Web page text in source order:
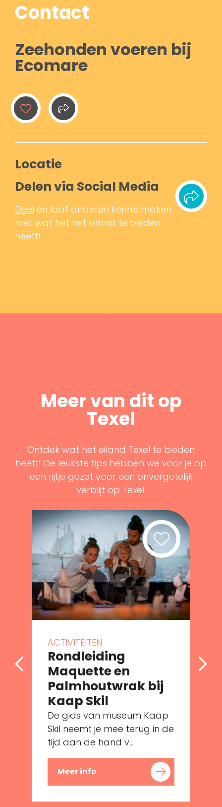
Contact
Zeehonden voeren bij
Ecomare
Locatie
Delen via Social Media
Deel en laat anderen kennis maken
met wat het het eiland te bieden
heeft!
Meer van dit op
Texel
Ontdek wat het eiland Texel te bieden
heeft! De leukste tips hebben we voor je op
een rijtje gezet voor een onvergetelijk
verblijf op Texel.
ACTIVITEITEN
Rondleiding
Maquette en
Palmhoutwrak bij
Kaap Skil
De gids van museum Kaap
Skil neemt je mee terug in de
tijd aan de hand v...
Meer info